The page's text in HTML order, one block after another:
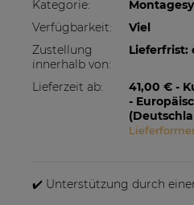
Kategorie:
Verfügbarkeit:
Viel
Zustellung
innerhalb von:
Lieferfrist:
Lieferzeit ab: 41,00 € -
-
Im Preis sind etwaige
✔️ Unterstützung durch